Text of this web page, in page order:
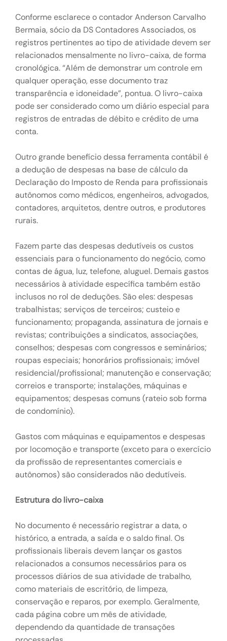
Conforme esclarece o contador Anderson Carvalho
Bermaia, sócio da DS Contadores Associados, os
registros pertinentes ao tipo de atividade devem ser
relacionados mensalmente no livro-caixa, de forma
cronológica. “Além de demonstrar um controle em
qualquer operação, esse documento traz
transparência e idoneidade”, pontua. O livro-caixa
pode ser considerado como um diário especial para
registros de entradas de débito e crédito de uma
conta.
Outro grande benefício dessa ferramenta contábil é
a dedução de despesas na base de cálculo da
Declaração do Imposto de Renda para profissionais
autônomos como médicos, engenheiros, advogados,
contadores, arquitetos, dentre outros, e produtores
rurais.
Fazem parte das despesas dedutíveis os custos
essenciais para o funcionamento do negócio, como
contas de água, luz, telefone, aluguel. Demais gastos
necessários à atividade específica também estão
inclusos no rol de deduções. São eles: despesas
trabalhistas; serviços de terceiros; custeio e
funcionamento; propaganda, assinatura de jornais e
revistas; contribuições a sindicatos, associações,
conselhos; despesas com congressos e seminários;
roupas especiais; honorários profissionais; imóvel
residencial/profissional; manutenção e conservação;
correios e transporte; instalações, máquinas e
equipamentos; despesas comuns (rateio sob forma
de condomínio).
Gastos com máquinas e equipamentos e despesas
por locomoção e transporte (exceto para o exercício
da profissão de representantes comerciais e
autônomos) são considerados não dedutíveis.
Estrutura do livro-caixa
No documento é necessário registrar a data, o
histórico, a entrada, a saída e o saldo final. Os
profissionais liberais devem lançar os gastos
relacionados a consumos necessários para os
processos diários de sua atividade de trabalho,
como materiais de escritório, de limpeza,
conservação e reparos, por exemplo. Geralmente,
cada página cobre um mês de atividade,
dependendo da quantidade de transações